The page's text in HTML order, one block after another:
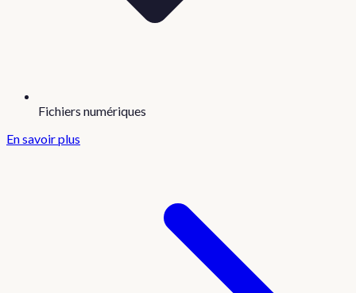
Fichiers numériques
En savoir plus